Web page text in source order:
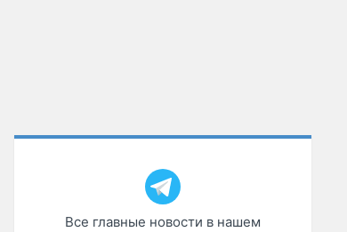
Все главные новости в нашем